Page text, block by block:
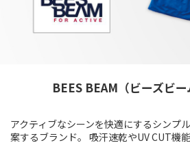
BEES BEAM（ビーズビ
アクティブなシーンを快適にするシンプ
案するブランド。 吸汗速乾やUV CUT機